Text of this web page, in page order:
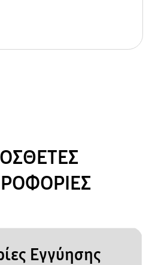
Εγγύησης